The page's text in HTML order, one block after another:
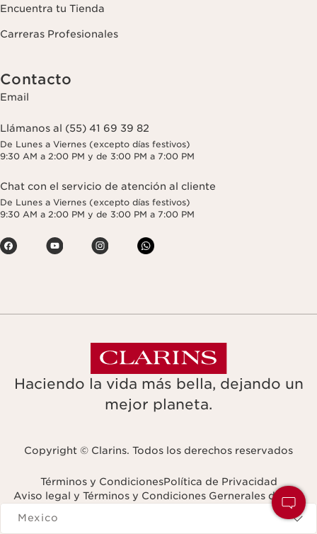
Encuentra tu Tienda
Carreras Profesionales
Contacto
Email
Llámanos al (55) 41 69 39 82
De Lunes a Viernes (excepto días festivos)
9:30 AM a 2:00 PM y de 3:00 PM a 7:00 PM
Chat con el servicio de atención al cliente
De Lunes a Viernes (excepto días festivos)
9:30 AM a 2:00 PM y de 3:00 PM a 7:00 PM
Haciendo la vida más bella, dejando un
mejor planeta.
Copyright © Clarins. Todos los derechos reservados
Términos y CondicionesPolítica de Privacidad
Aviso legal y Términos y Condiciones Gernerales de Uso
Navigates to
Mexico